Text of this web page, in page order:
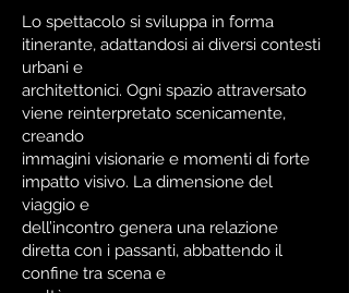
Lo spettacolo si sviluppa in forma
itinerante, adattandosi ai diversi contesti
urbani e
architettonici. Ogni spazio attraversato
viene reinterpretato scenicamente,
creando
immagini visionarie e momenti di forte
impatto visivo. La dimensione del
viaggio e
dell’incontro genera una relazione
diretta con i passanti, abbattendo il
confine tra scena e